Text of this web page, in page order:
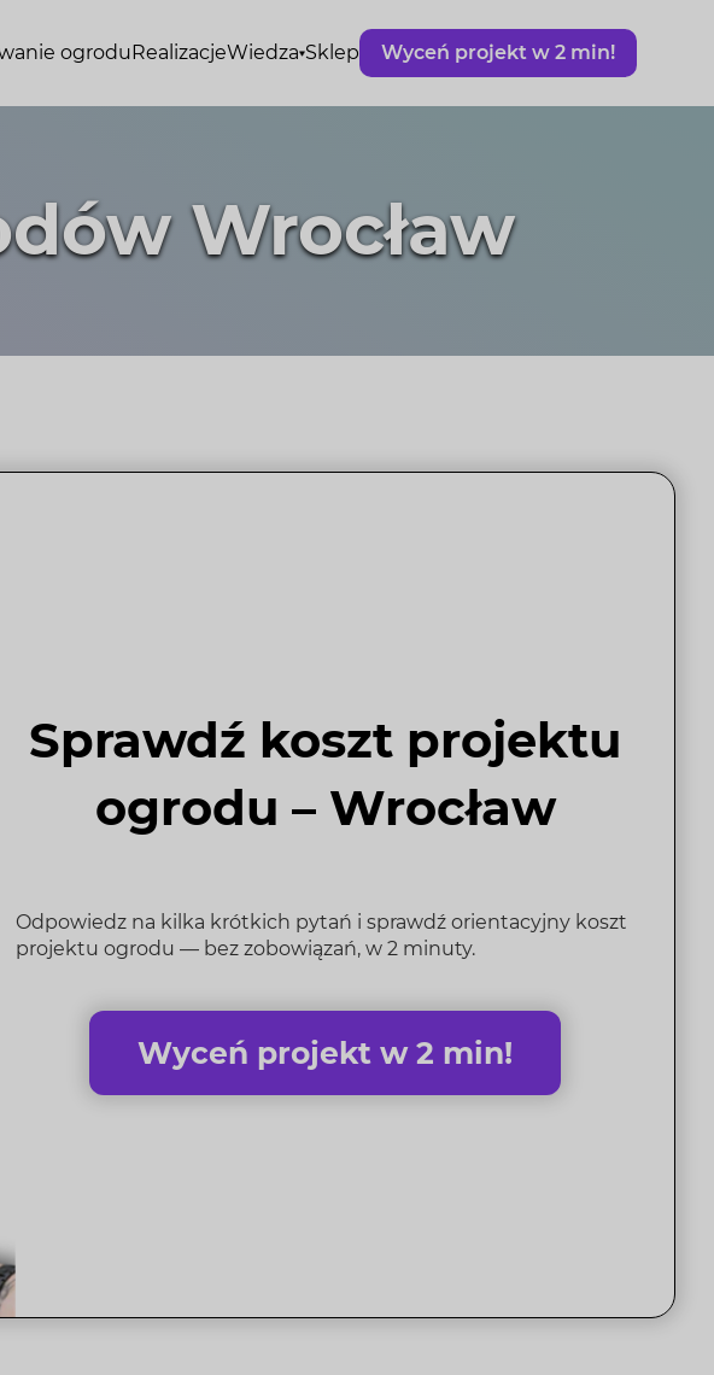
ogroduRealizacjeWiedza Sklep Wyceń projekt w 2 min!
Wrocław
Sprawdź koszt projektu
ogrodu – Wrocław
Odpowiedz na kilka krótkich pytań i sprawdź orientacyjny koszt
projektu ogrodu — bez zobowiązań, w 2 minuty.
Wyceń projekt w 2 min!